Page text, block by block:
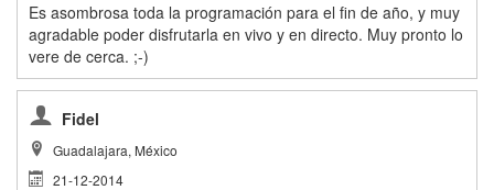
Es asombrosa toda la programación para el fin de año, y muy
agradable poder disfrutarla en vivo y en directo. Muy pronto lo
vere de cerca. ;-)
Fidel
Guadalajara, México
21-12-2014